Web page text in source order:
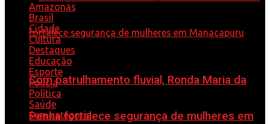
Com patrulhamento fluvial, Ronda Maria da
Penha fortalece segurança de mulheres em
Amazonas
Brasil
Cidade
Cultura
Destaques
Educação
Esporte
Polícia
Política
Saúde
Sem categoria